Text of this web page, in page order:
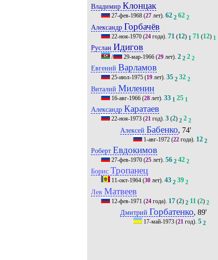
Владимир Клонцак
27-фев-1968(27лет). 62 2 62 2
Александр Горбачёв
22-ноя-1970(24года). 71 (12) 1 71 (12) 1
Руслан Идигов
/ 29-мар-1966(29лет). 2 2 2 2
Евгений Варламов
25-июл-1975(19лет). 35 2 32 2
Виталий Миленин
16-авг-1966(28лет). 33 1 25 1
Александр Каратаев
22-ноя-1973(21год). 3(2) 2 2 2
Алексей Бабенко, 74'
1-авг-1972 (22 года). 12 2
Роберт Евдокимов
27-фев-1970(25лет). 56 2 42 2
Борис Тропанец
11-окт-1964(30лет). 43 2 39 2
Лев Матвеев
12-фев-1971 (24года). 17(2) 2 11 (2) 2
Дмитрий Горбатенко, 89'
17-май-1973 (21 год).5 2